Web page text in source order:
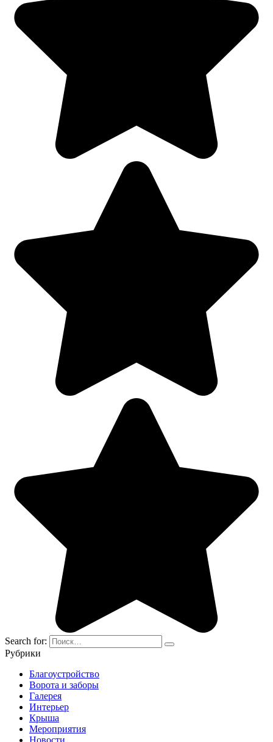
Search for:
Рубрики
Благоустройство
Ворота и заборы
Галерея
Интерьер
Крыша
Мероприятия
Новости